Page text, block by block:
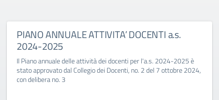
PIANO ANNUALE ATTIVITA’ DOCENTI a.s.
2024-2025
Il Piano annuale delle attività dei docenti per l'a.s. 2024-2025 è
stato approvato dal Collegio dei Docenti, no. 2 del 7 ottobre 2024,
con delibera no. 3